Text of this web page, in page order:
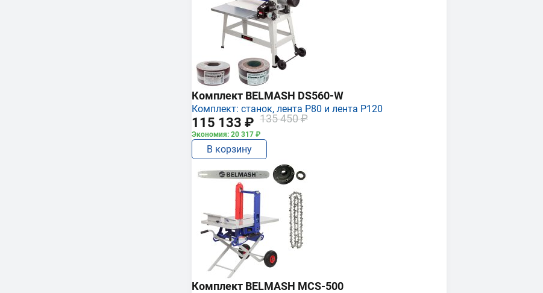
Комплект BELMASH DS560-W
Комплект: станок, лента P80 и лента P120
115 133 ₽ 135 450 ₽
Экономия: 20 317 ₽
В корзину
Комплект BELMASH MCS-500